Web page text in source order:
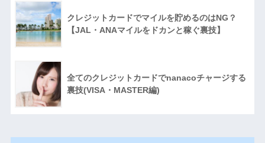
クレジットカードでマイルを貯めるのはNG？
【JAL・ANAマイルをドカンと稼ぐ裏技】
全てのクレジットカードでnanacoチャージする
裏技(VISA・MASTER編)